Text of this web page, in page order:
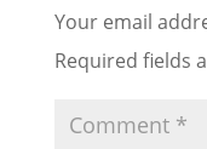
Your email
Required fields